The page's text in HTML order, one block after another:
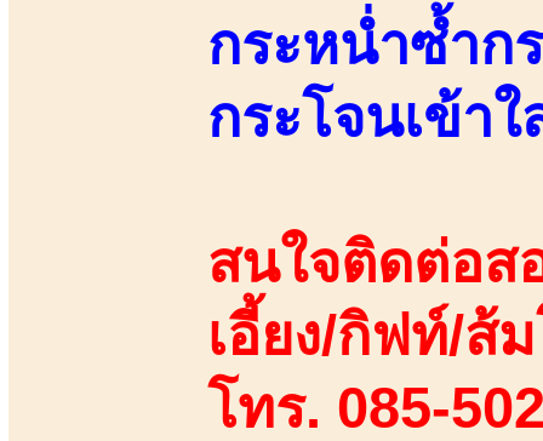
กระหน่ำซ้ำก
กระโจนเข้าใ
สนใจติดต่อส
เอี้ยง/กิฟท์/ส้
โทร. 085-